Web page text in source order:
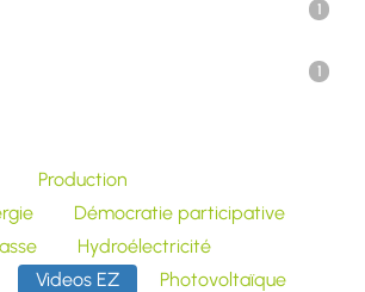
1
1
Production
Démocratie participative
Hydroélectricité
Videos EZ
Photovoltaïque